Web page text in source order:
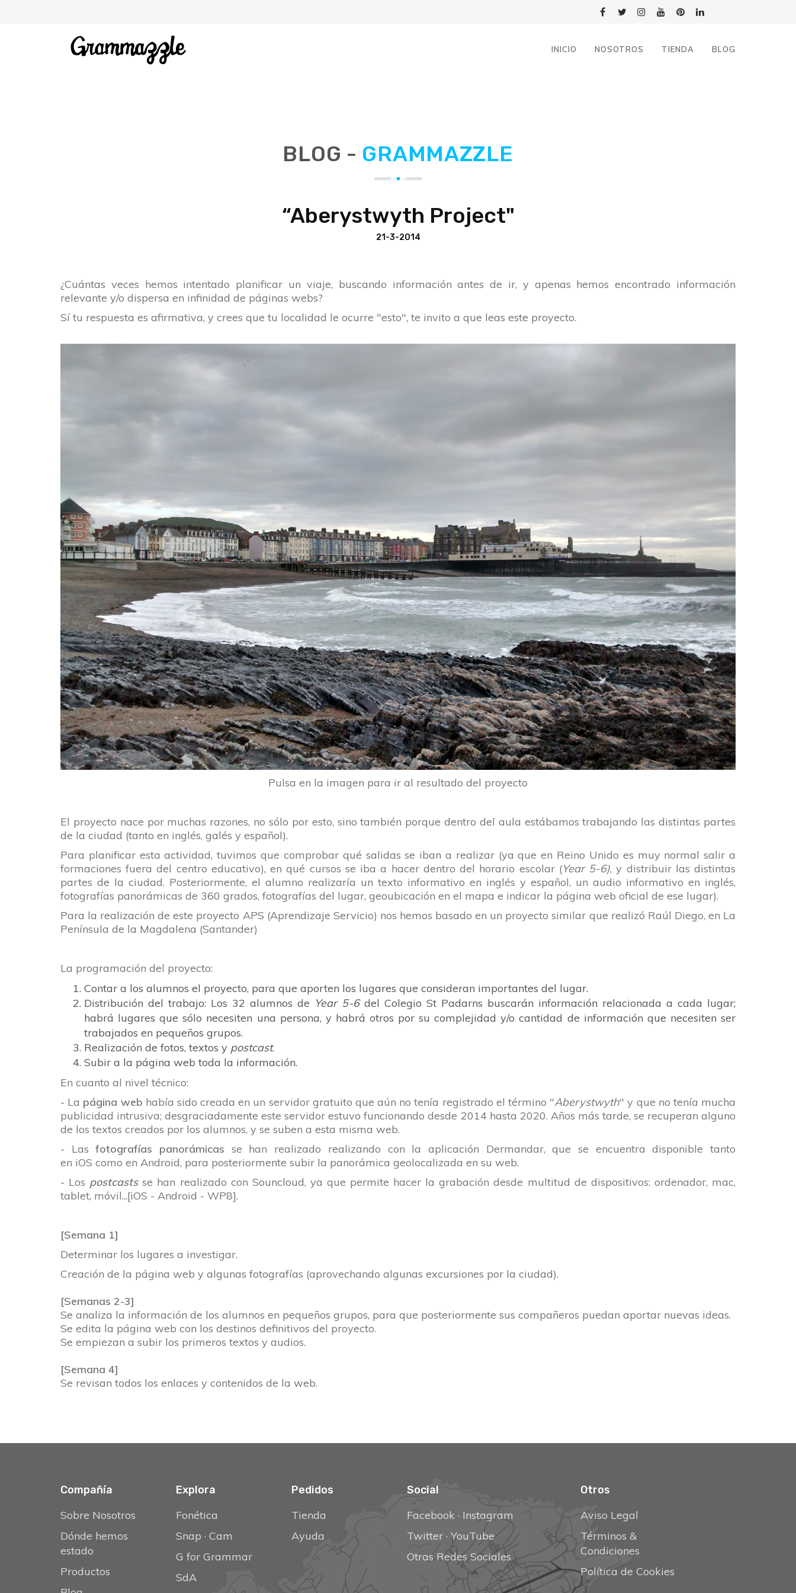
INICIO NOSOTROS TIENDA BLOG
BLOG - GRAMMAZZLE
“Aberystwyth Project"
21-3-2014
¿Cuántas veces hemos intentado planificar un viaje, buscando información antes de ir, y apenas hemos encontrado información
relevante y/o dispersa en infinidad de páginas webs?
Sí tu respuesta es afirmativa, y crees que tu localidad le ocurre "esto", te invito a que leas este proyecto.
Pulsa en la imagen para ir al resultado del proyecto
El proyecto nace por muchas razones, no sólo por esto, sino también porque dentro del aula estábamos trabajando las distintas partes
de la ciudad (tanto en inglés, galés y español).
Para planificar esta actividad, tuvimos que comprobar qué salidas se iban a realizar (ya que en Reino Unido es muy normal salir a
formaciones fuera del centro educativo), en qué cursos se iba a hacer dentro del horario escolar (Year 5-6), y distribuir las distintas
partes de la ciudad. Posteriormente, el alumno realizaría un texto informativo en inglés y español, un audio informativo en inglés,
fotografías panorámicas de 360 grados, fotografías del lugar, geoubicación en el mapa e indicar la página web oficial de ese lugar).
Para la realización de este proyecto APS (Aprendizaje Servicio) nos hemos basado en un proyecto similar que realizó Raúl Diego, en La
Península de la Magdalena (Santander)
La programación del proyecto:
Contar a los alumnos el proyecto, para que aporten los lugares que consideran importantes del lugar.
Distribución del trabajo: Los 32 alumnos de Year 5-6 del Colegio St Padarns buscarán información relacionada a cada lugar;
habrá lugares que sólo necesiten una persona, y habrá otros por su complejidad y/o cantidad de información que necesiten ser
trabajados en pequeños grupos.
Realización de fotos, textos y postcast.
Subir a la página web toda la información.
En cuanto al nivel técnico:
- La página web había sido creada en un servidor gratuito que aún no tenía registrado el término "Aberystwyth" y que no tenía mucha
publicidad intrusiva; desgraciadamente este servidor estuvo funcionando desde 2014 hasta 2020. Años más tarde, se recuperan alguno
de los textos creados por los alumnos, y se suben a esta misma web.
- Lasfotografías panorámicas se han realizado realizando con la aplicación Dermandar, que se encuentra disponible tanto
en iOS como en Android, para posteriormente subir la panorámica geolocalizada en su web.
- Los postcastsse han realizado con Souncloud, ya que permite hacer la grabación desde multitud de dispositivos: ordenador, mac,
tablet, móvil...[iOS - Android - WP8].
[Semana 1]
Determinar los lugares a investigar.
Creación de la página web y algunas fotografías (aprovechando algunas excursiones por la ciudad).
[Semanas 2-3]
Se analiza la información de los alumnos en pequeños grupos, para que posteriormente sus compañeros puedan aportar nuevas ideas.
Se edita la página web con los destinos definitivos del proyecto.
Se empiezan a subir los primeros textos y audios.
[Semana 4]
Se revisan todos los enlaces y contenidos de la web.
Compañía
Sobre Nosotros
Dónde hemos
estado
Productos
Explora
Fonética
Snap · Cam
G for Grammar
SdA
Pedidos
Tienda
Ayuda
Social
Facebook · Instagram
Twitter · YouTube
Otras Redes Sociales
Otros
Aviso Legal
Términos &
Condiciones
Política de Cookies